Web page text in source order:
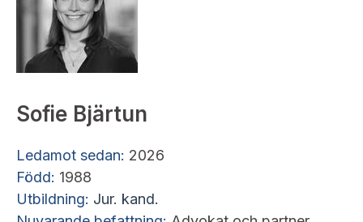
Sofie Bjärtun
Ledamot sedan: 2026
Född: 1988
Utbildning: Jur. kand.